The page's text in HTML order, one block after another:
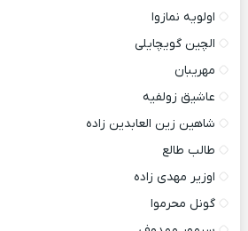
اولویه نمازوا
الچین گویچایلی
مهریبان
عاشیق زولفیه
شاهین زین العابدین زاده
طالب طالع
اوزیر مهدی زاده
گونل محرموا